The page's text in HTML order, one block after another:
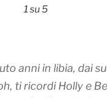
1 su 5
anni in libia, dai
ti ricordi Holly e